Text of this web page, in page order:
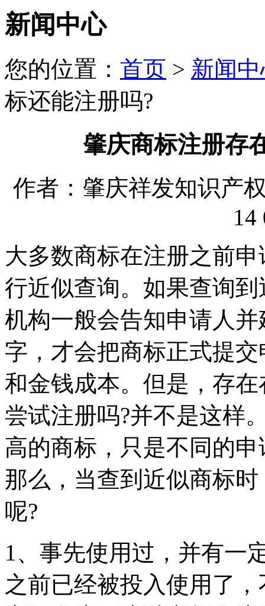
新闻中心
您的位置： 首页 > 新闻
标还能注册吗?
肇庆商标注册存
作者：肇庆祥发知识产
14
大多数商标在注册之前
行近似查询。如果查询
机构一般会告知申请人
字，才会把商标正式提
和金钱成本。但是，存
尝试注册吗?并不是这样
高的商标，只是不同的
那么，当查到近似商标
呢?
1、事先使用过，并有一
之前已经被投入使用了